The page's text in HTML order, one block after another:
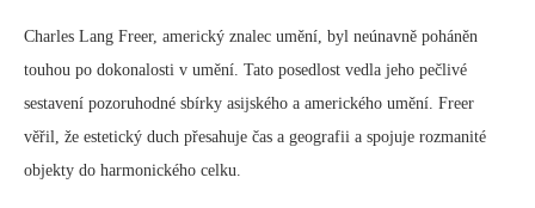
Charles Lang Freer, americký znalec umění, byl neúnavně poháněn
touhou po dokonalosti v umění. Tato posedlost vedla jeho pečlivé
sestavení pozoruhodné sbírky asijského a amerického umění. Freer
věřil, že estetický duch přesahuje čas a geografii a spojuje rozmanité
objekty do harmonického celku.